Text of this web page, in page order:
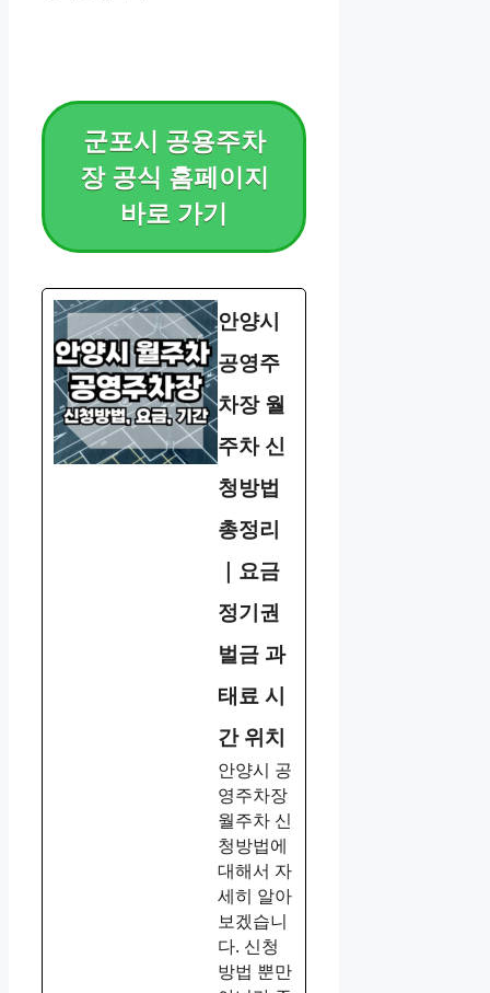
군포시 공용주차
장 공식 홈페이지
바로 가기
안양시
공영주
차장 월
주차 신
청방법
총정리
｜요금
정기권
벌금 과
태료 시
간 위치
안양시 공
영주차장
월주차 신
청방법에
대해서 자
세히 알아
보겠습니
다. 신청
방법 뿐만